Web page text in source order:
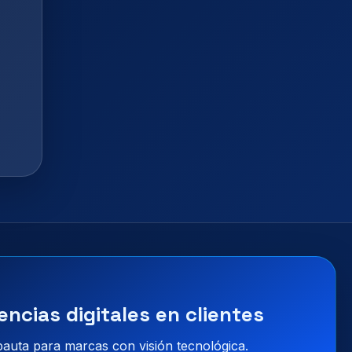
digitales en clientes
para marcas con visión tecnológica.